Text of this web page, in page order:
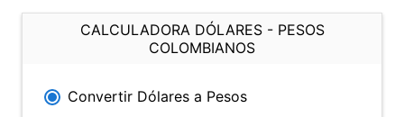
CALCULADORA DÓLARES - PESOS
COLOMBIANOS
Convertir Dólares a Pesos